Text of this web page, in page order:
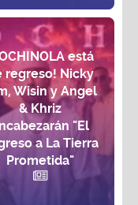
está
regreso! Nicky
Wisin y Angel
& Khriz
"El
a La Tierra
Prometida"